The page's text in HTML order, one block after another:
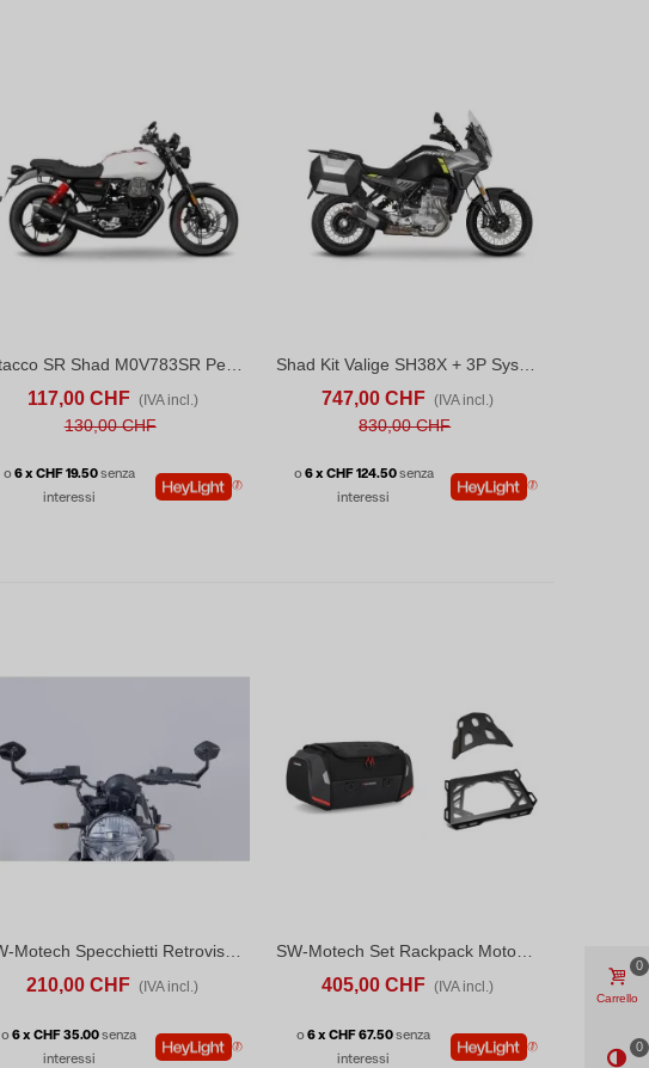
ACQUISTA CONFRONTAAttacco SR Shad M0V783SR Per Borse Laterali Moto Guzzi V7 SPECIAL EDITION/STONE TEN (2023-26)
117,00 CHF (IVA incl.)
130,00 CHF
o6 x CHF 19.50senza
interessi
ACQUISTA CONFRONTAShad Kit Valige SH38X + 3P System Moto Guzzi Stelvio 1000 (2024-26)
747,00 CHF (IVA incl.)
830,00 CHF
o6 x CHF 124.50senza
interessi
ACQUISTA CONFRONTASW-Motech Specchietti Retrovisore Per Manubrio Moto Guzzi V7 Stone/Special (25-26)
210,00 CHF (IVA incl.)
o6 x CHF 35.00senza
interessi
ACQUISTA CONFRONTA
405,00 CHF (IVA incl.)
o6 x CHF 67.50senza
interessi
Carrello
0
0